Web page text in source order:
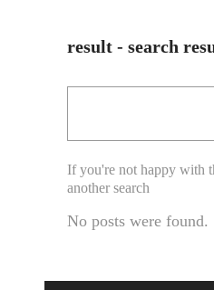
result - search
If you're not happy with
another search
No posts were found.